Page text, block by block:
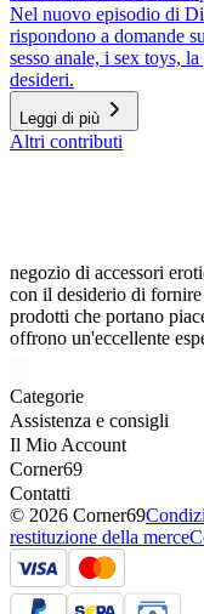
Nel nuovo episodio di
rispondono a domande
sesso anale, i sex toys,
desideri.
Leggi di più
Altri contributi
negozio di accessori
con il desiderio di
prodotti che portano
offrono un'eccellente
Categorie
Assistenza e consigli
Il Mio Account
Corner69
Contatti
© 2026 Corner69
restituzione della merce